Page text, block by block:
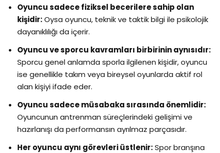
Oyuncu sadece fiziksel becerilere sahip olan
kişidir:Oysa oyuncu, teknik ve taktik bilgi ile psikolojik
dayanıklılığı da içerir.
Oyuncu ve sporcu kavramları birbirinin aynısıdır:
Sporcu genel anlamda sporla ilgilenen kişidir, oyuncu
ise genellikle takım veya bireysel oyunlarda aktif rol
alan kişiyi ifade eder.
Oyuncu sadece müsabaka sırasında önemlidir:
Oyuncunun antrenman süreçlerindeki gelişimi ve
hazırlanışı da performansın ayrılmaz parçasıdır.
Her oyuncu aynı görevleri üstlenir:Spor branşına